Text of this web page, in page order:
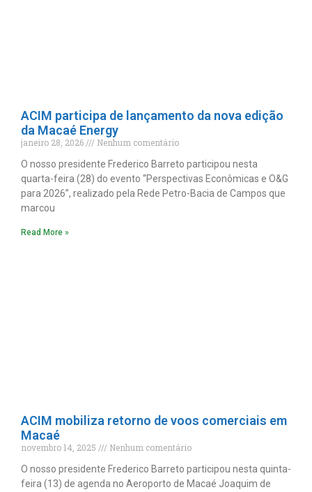
ACIM participa de lançamento da nova edição
da Macaé Energy
janeiro 28, 2026
Nenhum comentário
O nosso presidente Frederico Barreto participou nesta
quarta-feira (28) do evento “Perspectivas Econômicas e O&G
para 2026”, realizado pela Rede Petro-Bacia de Campos que
marcou
Read More »
ACIM mobiliza retorno de voos comerciais em
Macaé
novembro 14, 2025
Nenhum comentário
O nosso presidente Frederico Barreto participou nesta quinta-
feira (13) de agenda no Aeroporto de Macaé Joaquim de